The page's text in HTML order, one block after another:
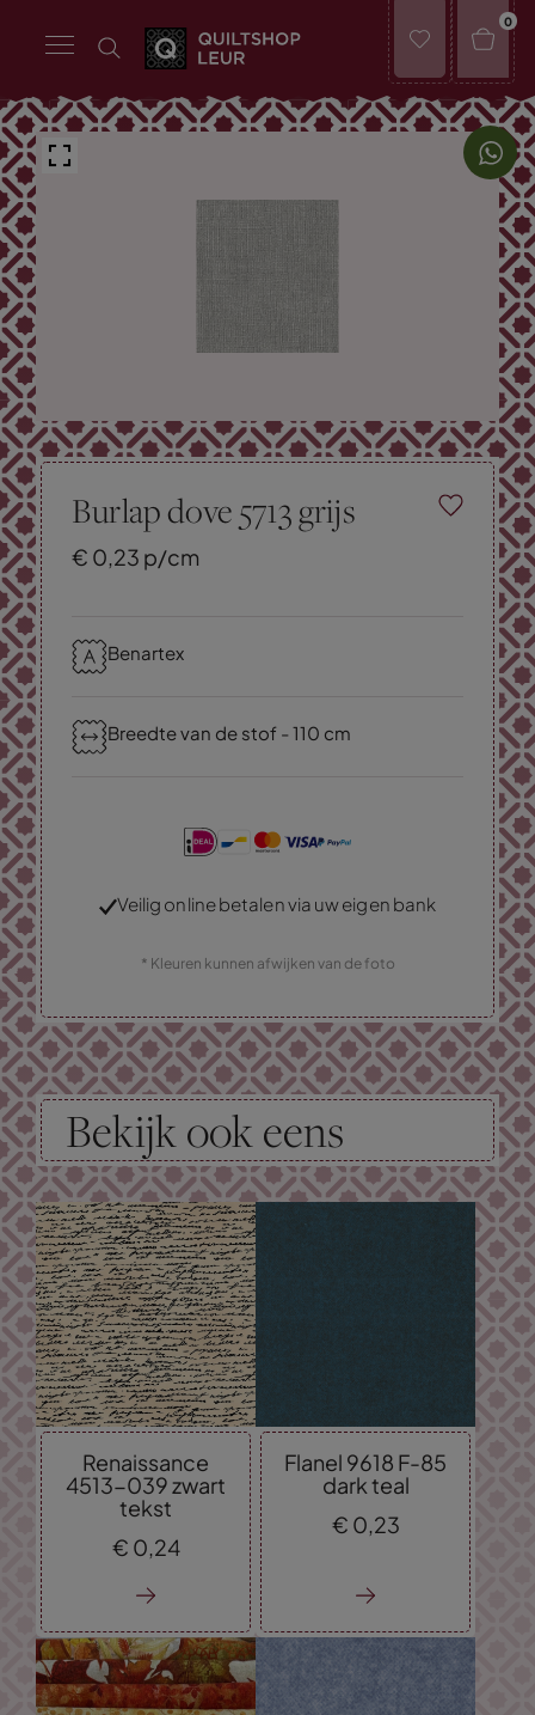
0
Burlap dove 5713 grijs
€ 0,23 p/cm
Benartex
Breedte van de stof - 110 cm
Veilig online betalen via uw eigen bank
* Kleuren kunnen afwijken van de foto
Bekijk ook eens
Renaissance
4513-039 zwart
tekst
€ 0,24
Flanel 9618 F-85
dark teal
€ 0,23